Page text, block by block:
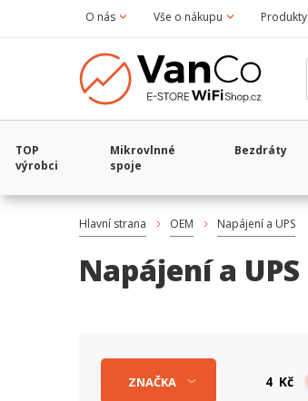
O nás Vše o nákupu Produkty
TOP
výrobci
Mikrovlnné
spoje
Bezdráty
Hlavní strana OEM Napájení a UPS
Napájení a UPS
Kč
ZNAČKA